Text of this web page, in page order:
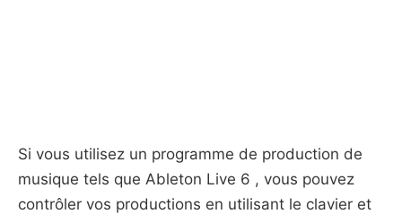
Si vous utilisez un programme de production de
musique tels que Ableton Live 6 , vous pouvez
contrôler vos productions en utilisant le clavier et